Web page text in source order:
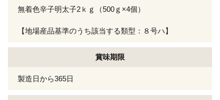
無着色辛子明太子2ｋｇ（500ｇ×4個）
【地場産品基準のうち該当する類型：８号ハ】
賞味期限
製造日から365日